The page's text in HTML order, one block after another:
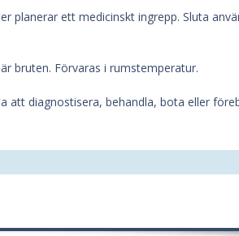
planerar ett medicinskt ingrepp. Sluta
bruten. Förvaras i rumstemperatur.
diagnostisera, behandla, bota eller